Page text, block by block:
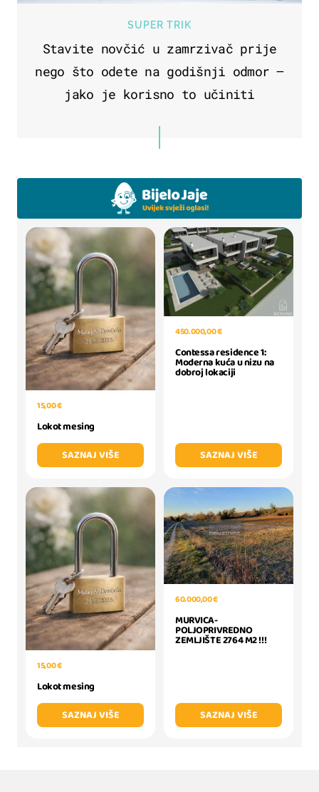
SUPER TRIK
Stavite novčić u zamrzivač prije
nego što odete na godišnji odmor –
jako je korisno to učiniti
15,00 €
Lokot mesing
SAZNAJ VIŠE
450.000,00 €
Contessa residence 1:
Moderna kuća u nizu na
dobroj lokaciji
SAZNAJ VIŠE
15,00 €
Lokot mesing
SAZNAJ VIŠE
60.000,00 €
MURVICA-
POLJOPRIVREDNO
ZEMLJIŠTE 2764 M2 !!!
SAZNAJ VIŠE